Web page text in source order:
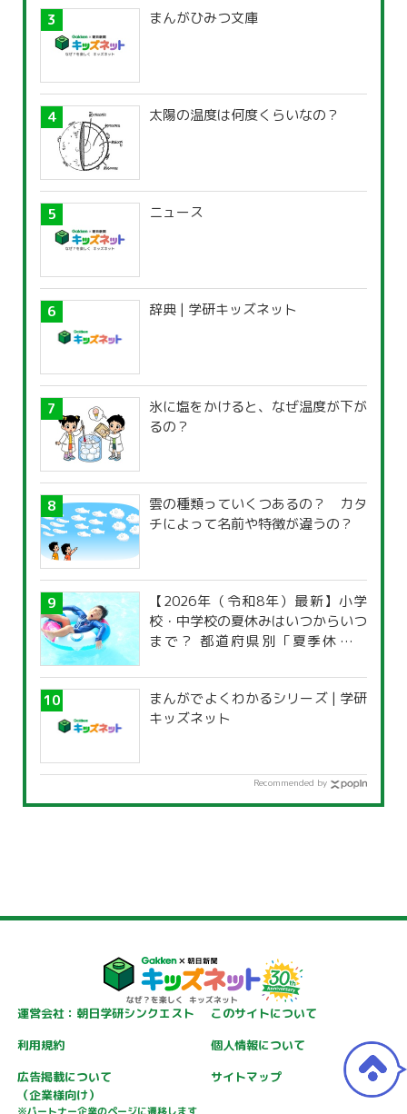
まんがひみつ文庫
太陽の温度は何度くらいなの？
ニュース
辞典 | 学研キッズネット
氷に塩をかけると、なぜ温度が下が
るの？
雲の種類っていくつあるの？ カタ
チによって名前や特徴が違うの？
【2026年（令和8年）最新】小学
校・中学校の夏休みはいつからいつ
まで？ 都道府県別「夏季休暇一
まんがでよくわかるシリーズ | 学研
キッズネット
Recommended by
運営会社：朝日学研シンクエスト
このサイトについて
利用規約
個人情報について
広告掲載について
（企業様向け）
サイトマップ